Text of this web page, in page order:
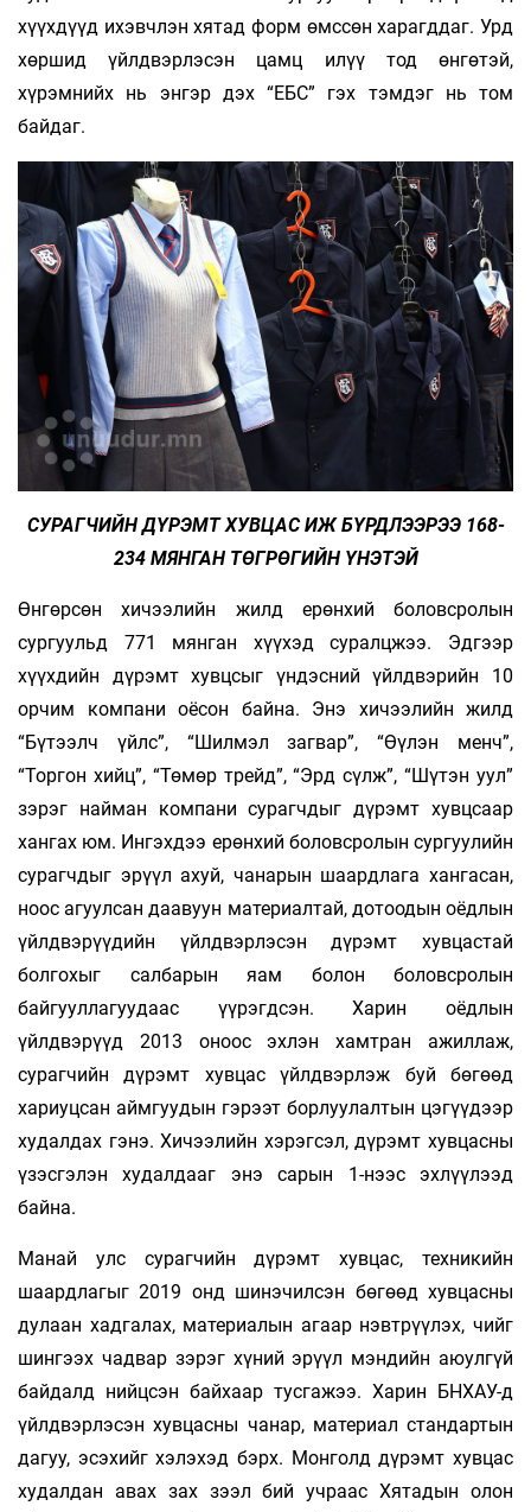
хүүхдүүд ихэвчлэн хятад форм өмссөн харагддаг. Урд
хөршид үйлдвэрлэсэн цамц илүү тод өнгөтэй,
хүрэмнийх нь энгэр дэх “ЕБС” гэх тэмдэг нь том
байдаг.
СУРАГЧИЙН ДҮРЭМТ ХУВЦАС ИЖ БҮРДЛЭЭРЭЭ 168-
234 МЯНГАН ТӨГРӨГИЙН ҮНЭТЭЙ
Өнгөрсөн хичээлийн жилд ерөнхий боловсролын
сургуульд 771 мянган хүүхэд суралцжээ. Эдгээр
хүүхдийн дүрэмт хувцсыг үндэсний үйлдвэрийн 10
орчим компани оёсон байна. Энэ хичээлийн жилд
“Бүтээлч үйлс”, “Шилмэл загвар”, “Өүлэн менч”,
“Торгон хийц”, “Төмөр трейд”, “Эрд сүлж”, “Шүтэн уул”
зэрэг найман компани сурагчдыг дүрэмт хувцсаар
хангах юм. Ингэхдээ ерөнхий боловсролын сургуулийн
сурагчдыг эрүүл ахуй, чанарын шаардлага хангасан,
ноос агуулсан даавуун материалтай, дотоодын оёдлын
үйлдвэрүүдийн үйлдвэрлэсэн дүрэмт хувцастай
болгохыг салбарын яам болон боловсролын
байгууллагуудаас үүрэгдсэн. Харин оёдлын
үйлдвэрүүд 2013 оноос эхлэн хамтран ажиллаж,
сурагчийн дүрэмт хувцас үйлдвэрлэж буй бөгөөд
хариуцсан аймгуудын гэрээт борлуулалтын цэгүүдээр
худалдах гэнэ. Хичээлийн хэрэгсэл, дүрэмт хувцасны
үзэсгэлэн худалдааг энэ сарын 1-нээс эхлүүлээд
байна.
Манай улс сурагчийн дүрэмт хувцас, техникийн
шаардлагыг 2019 онд шинэчилсэн бөгөөд хувцасны
дулаан хадгалах, материалын агаар нэвтрүүлэх, чийг
шингээх чадвар зэрэг хүний эрүүл мэндийн аюулгүй
байдалд нийцсэн байхаар тусгажээ. Харин БНХАУ-д
үйлдвэрлэсэн хувцасны чанар, материал стандартын
дагуу, эсэхийг хэлэхэд бэрх. Монголд дүрэмт хувцас
худалдан авах зах зээл бий учраас Хятадын олон